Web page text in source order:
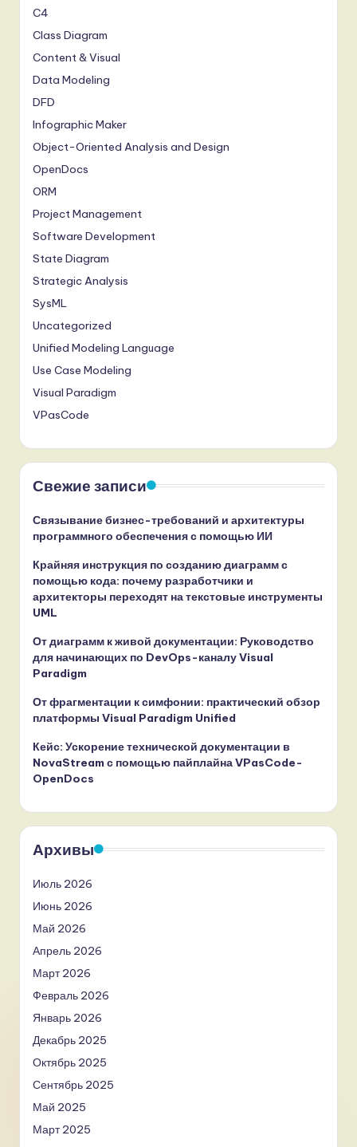
C4
Class Diagram
Content & Visual
Data Modeling
DFD
Infographic Maker
Object-Oriented Analysis and Design
OpenDocs
ORM
Project Management
Software Development
State Diagram
Strategic Analysis
SysML
Uncategorized
Unified Modeling Language
Use Case Modeling
Visual Paradigm
VPasCode
Свежие записи
Связывание бизнес-требований и архитектуры
программного обеспечения с помощью ИИ
Крайняя инструкция по созданию диаграмм с
помощью кода: почему разработчики и
архитекторы переходят на текстовые инструменты
UML
От диаграмм к живой документации: Руководство
для начинающих по DevOps-каналу Visual
Paradigm
От фрагментации к симфонии: практический обзор
платформы Visual Paradigm Unified
Кейс: Ускорение технической документации в
NovaStream с помощью пайплайна VPasCode-
OpenDocs
Архивы
Июль 2026
Июнь 2026
Май 2026
Апрель 2026
Март 2026
Февраль 2026
Январь 2026
Декабрь 2025
Октябрь 2025
Сентябрь 2025
Май 2025
Март 2025